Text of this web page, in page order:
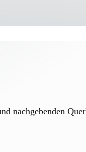
nachgebenden